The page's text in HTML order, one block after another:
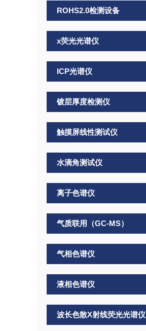
ROHS2.0检测设备
x荧光光谱仪
ICP光谱仪
镀层厚度检测仪
触摸屏线性测试仪
水滴角测试仪
离子色谱仪
气质联用（GC-MS）
气相色谱仪
液相色谱仪
波长色散X射线荧光光谱仪